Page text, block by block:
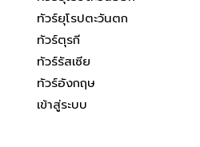
ทัวร์ยุโรปตะวันตก
ทัวร์ตุรกี
ทัวร์รัสเซีย
ทัวร์อังกฤษ
เข้าสู่ระบบ